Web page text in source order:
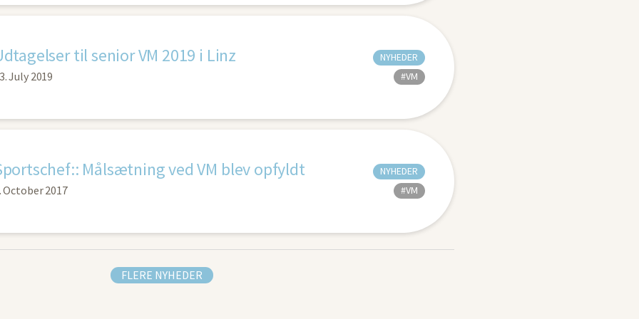
til senior VM 2019 i Linz
July 2019
NYHEDER
#VM
Målsætning ved VM blev opfyldt
October 2017
NYHEDER
#VM
FLERE NYHEDER